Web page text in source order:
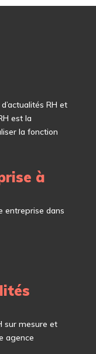
RH et
est la
la fonction
à
entreprise dans
sur mesure et
agence